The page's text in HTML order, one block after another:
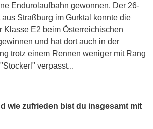
Endurolaufbahn gewonnen. Der 26-
Straßburg im Gurktal konnte die
Klasse E2 beim Österreichischen
und hat dort auch in der
trotz einem Rennen weniger mit Rang
verpasst...
wie zufrieden bist du insgesamt mit